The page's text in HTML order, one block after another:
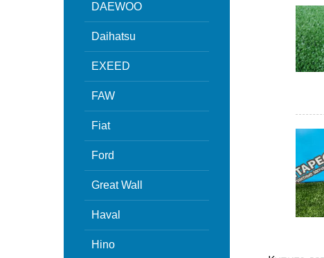
DAEWOO
Daihatsu
EXEED
FAW
Fiat
Ford
Great Wall
Haval
Hino